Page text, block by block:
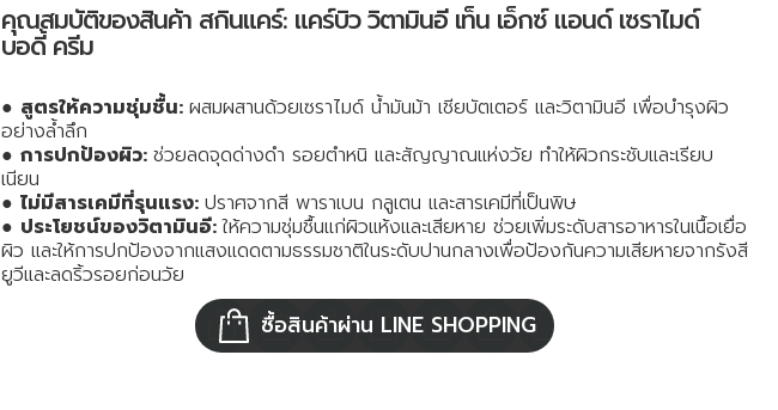
คุณสมบัติของสินค้า สกินแคร์: แคร์บิว วิตามินอี เท็น เอ็กซ์ แอนด์ เซราไมด์
บอดี้ ครีม
● สูตรให้ความชุ่มชื้น: ผสมผสานด้วยเซราไมด์ น้ำมันม้า เชียบัตเตอร์ และวิตามินอี เพื่อบำรุงผิว
อย่างล้ำลึก
● การปกป้องผิว: ช่วยลดจุดด่างดำ รอยตำหนิ และสัญญาณแห่งวัย ทำให้ผิวกระชับและเรียบ
เนียน
● ไม่มีสารเคมีที่รุนแรง: ปราศจากสี พาราเบน กลูเตน และสารเคมีที่เป็นพิษ
● ประโยชน์ของวิตามินอี:ให้ความชุ่มชื้นแก่ผิวแห้งและเสียหาย ช่วยเพิ่มระดับสารอาหารในเนื้อเยื่อ
ผิว และให้การปกป้องจากแสงแดดตามธรรมชาติในระดับปานกลางเพื่อป้องกันความเสียหายจากรังสี
ยูวีและลดริ้วรอยก่อนวัย
ซื้อสินค้าผ่าน LINE SHOPPING